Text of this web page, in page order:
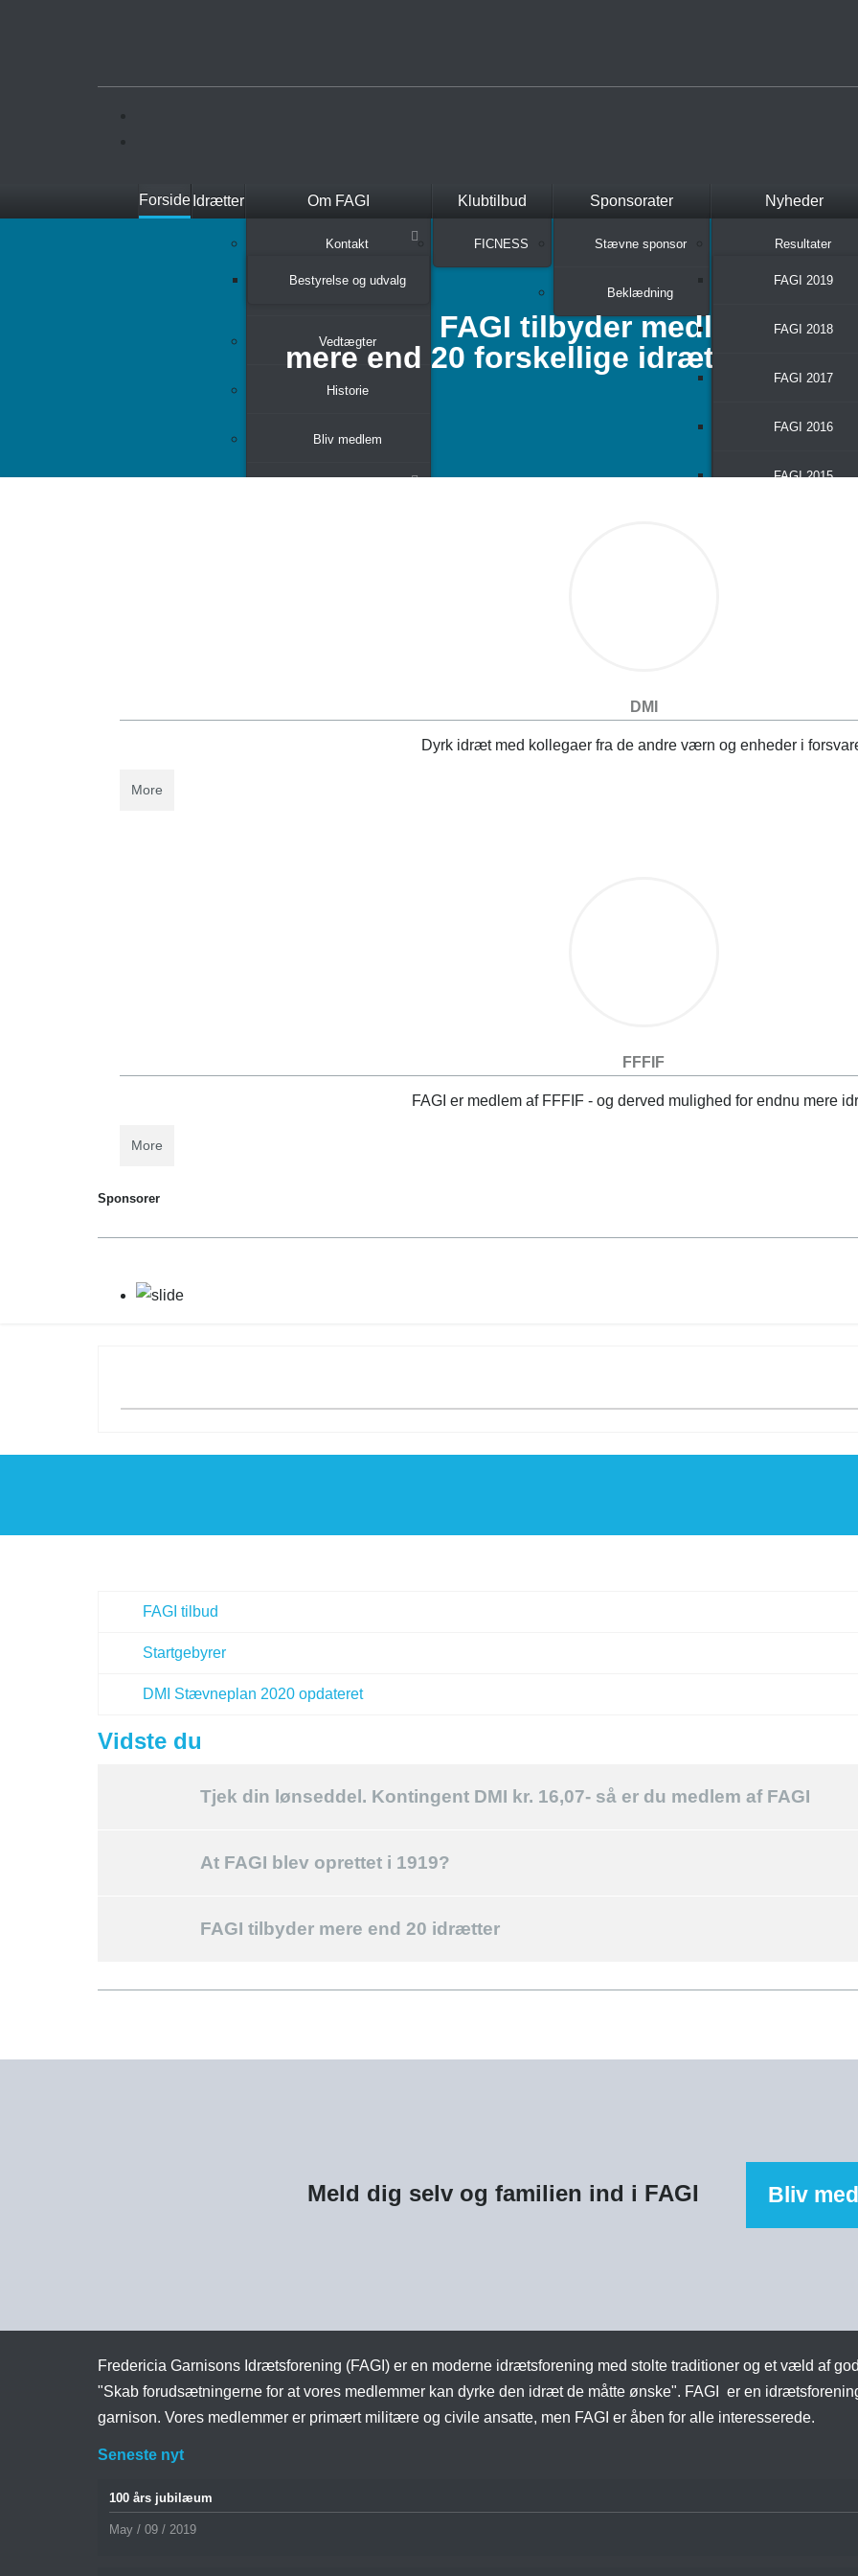
Forside Idrætter Om FAGI
Kontakt
Bestyrelse og udvalg
Vedtægter
Historie
Bliv medlem
DMI Manchetknapper
Klubtilbud
FICNESS
Sponsorater
Stævne sponsor
Beklædning
Nyheder
Resultater
FAGI 2019
FAGI 2018
FAGI 2017
FAGI 2016
FAGI 2015
FAGI tilbyder medlemmerne
mere end 20 forskellige idrætter at
DMI
Dyrk idræt med kollegaer fra de andre værn og enheder i
More
FFFIF
FAGI er medlem af FFFIF - og derved mulighed for endnu mere
More
Sponsorer
FAGI tilbud
Startgebyrer
DMI Stævneplan 2020 opdateret
Vidste du
Tjek din lønseddel. Kontingent DMI kr. 16,07- så er du medlem af FAGI
At FAGI blev oprettet i 1919?
FAGI tilbyder mere end 20 idrætter
Meld dig selv og familien ind i FAGI Bliv
Fredericia Garnisons Idrætsforening (FAGI) er en moderne idrætsforening med stolte traditioner og et væld af
"Skab forudsætningerne for at vores medlemmer kan dyrke den idræt de måtte ønske". FAGI er en
garnison. Vores medlemmer er primært militære og civile ansatte, men FAGI er åben for alle interesserede.
Seneste nyt
100 års jubilæum
May / 09 / 2019